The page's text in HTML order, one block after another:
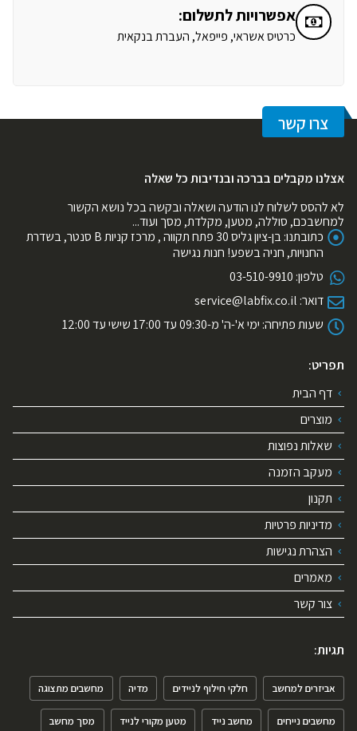
אפשרויות לתשלום:
כרטיס אשראי, פייפאל, העברת בנקאית
צרו קשר
אצלנו מקבלים בברכה ובנדיבות כל שאלה
לא להסס לשלוח לנו הודעה ושאלה ובקשה בכל נושא הקשור
למחשבכם, סוללה, מטען, מקלדת, מסך ועוד...
כתובתנו:
בן-ציון גליס 30 פתח תקווה , מרכז קניות B סנטר, בשדרת
החנויות, חניה בשפע! חנות נגישה
טלפון: 03-510-9910
דואר: service@labfix.co.il
שעות פתיחה: ימי א'-ה' מ-09:30 עד 17:00 שישי עד 12:00
תפריט:
דף הבית
מוצרים
שאלות נפוצות
מעקב הזמנה
תקנון
מדיניות פרטיות
הצהרת נגישות
מאמרים
צור קשר
תגיות:
אביזרים למחשב חלקי חילוף לניידים מדיה מחשבים מתצוגה
מחשבים נייחים מחשב נייד מטען מקורי לנייד מסך מחשב